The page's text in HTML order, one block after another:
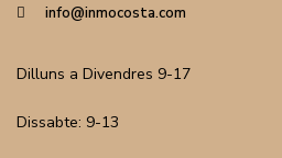
info@inmocosta.com
Dilluns a Divendres 9-17
Dissabte: 9-13